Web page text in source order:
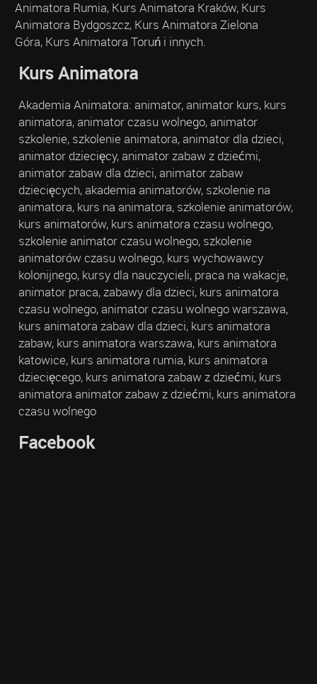
Animatora Rumia, Kurs Animatora Kraków, Kurs
Animatora Bydgoszcz, Kurs Animatora Zielona
Góra, Kurs Animatora Toruń i innych.
Kurs Animatora
Akademia Animatora: animator, animator kurs, kurs
animatora, animator czasu wolnego, animator
szkolenie, szkolenie animatora, animator dla dzieci,
animator dziecięcy, animator zabaw z dziećmi,
animator zabaw dla dzieci, animator zabaw
dziecięcych, akademia animatorów, szkolenie na
animatora, kurs na animatora, szkolenie animatorów,
kurs animatorów, kurs animatora czasu wolnego,
szkolenie animator czasu wolnego, szkolenie
animatorów czasu wolnego, kurs wychowawcy
kolonijnego, kursy dla nauczycieli, praca na wakacje,
animator praca, zabawy dla dzieci, kurs animatora
czasu wolnego, animator czasu wolnego warszawa,
kurs animatora zabaw dla dzieci, kurs animatora
zabaw, kurs animatora warszawa, kurs animatora
katowice, kurs animatora rumia, kurs animatora
dziecięcego, kurs animatora zabaw z dziećmi, kurs
animatora animator zabaw z dziećmi, kurs animatora
czasu wolnego
Facebook